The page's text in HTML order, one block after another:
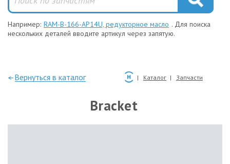
Например: RAM-B-166-AP14U, редукторное масло . Для поиска
нескольких деталей вводите артикул через запятую.
—Вернуться в каталог Каталог Запчасти
Bracket